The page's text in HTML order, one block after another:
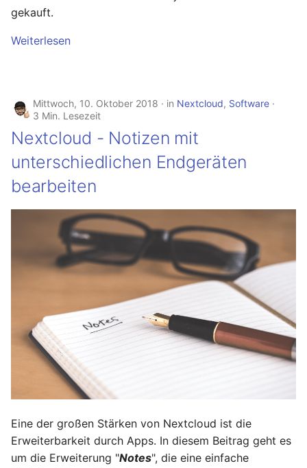
März 2021
Februar 2021
Januar 2021
November 2020
September 2020
Mai 2020
April 2020
März 2020
Februar 2020
gekauft.
Weiterlesen
Mittwoch, 10. Oktober 2018 in Nextcloud, Software
3 Min. Lesezeit
Nextcloud - Notizen mit
unterschiedlichen Endgeräten
bearbeiten
Eine der großen Stärken von Nextcloud ist die
Erweiterbarkeit durch Apps. In diesem Beitrag geht es
um die Erweiterung "Notes", die eine einfache